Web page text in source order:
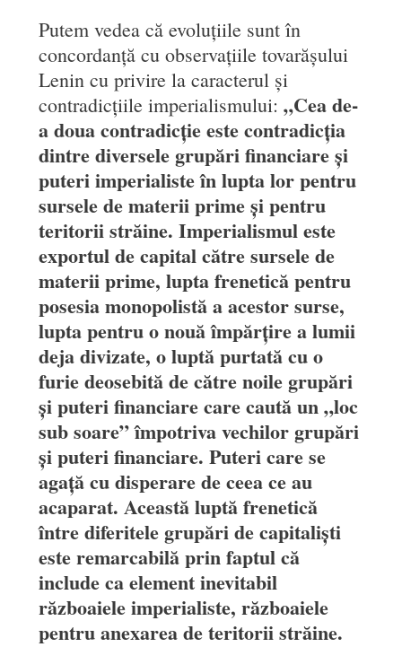
Putem vedea că evoluțiile sunt în
concordanță cu observațiile tovarășului
Lenin cu privire la caracterul și
contradicțiile imperialismului:„Cea de-
a doua contradicție este contradicția
dintre diversele grupări financiare și
puteri imperialiste în lupta lor pentru
sursele de materii prime și pentru
teritorii străine. Imperialismul este
exportul de capital către sursele de
materii prime, lupta frenetică pentru
posesia monopolistă a acestor surse,
lupta pentru o nouă împărțire a lumii
deja divizate, o luptă purtată cu o
furie deosebită de către noile grupări
și puteri financiare care caută un „loc
sub soare” împotriva vechilor grupări
și puteri financiare. Puteri care se
agață cu disperare de ceea ce au
acaparat. Această luptă frenetică
între diferitele grupări de capitaliști
este remarcabilă prin faptul că
include ca element inevitabil
războaiele imperialiste, războaiele
pentru anexarea de teritorii străine.